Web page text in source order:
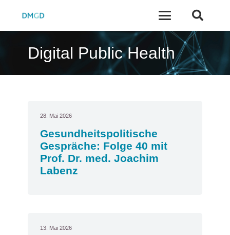
Digital Public Health
28. Mai 2026
Gesundheitspolitische
Gespräche: Folge 40 mit
Prof. Dr. med. Joachim
Labenz
13. Mai 2026